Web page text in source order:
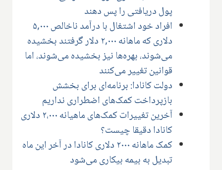
پول دریافتی را پس دهند
افراد خود اشتغال با درآمد ناخالص ۵,۰۰۰
دلاری که ماهانه ۲,۰۰۰ دلار گرفتند بخشیده
می‌شوند، بهره‌ها نیز بخشیده می‌شوند، اما
قوانین تغییر می‌کنند
دولت کانادا: برنامه‌ای برای بخشش
بازپرداخت کمک‌های اضطراری نداریم
آخرین تغییرات کمک‌های ماهیانه ۲،۰۰۰ دلاری
کانادا دقیقا چیست؟
کمک ماهانه ۲۰۰۰ دلاری کانادا در آخر این ماه
تبدیل به بیمه بیکاری می‌شود